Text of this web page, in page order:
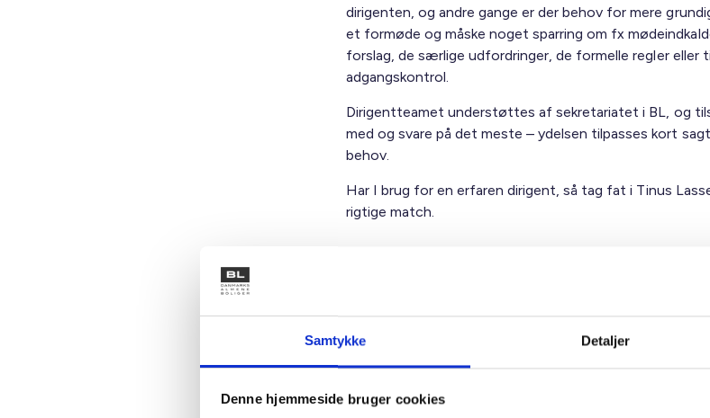
Samtykke Detaljer
Denne hjemmeside bruger cookies
dirigenten, og andre gange er der behov for mere
et formøde og måske noget sparring om fx
forslag, de særlige udfordringer, de formelle regler
adgangskontrol.
Dirigentteamet understøttes af sekretariatet i BL, og
med og svare på det meste – ydelsen tilpasses kort
behov.
Har I brug for en erfaren dirigent, så tag fat i Tinus
rigtige match.
Lars Magnus Christensen, Landsbyggefonden (tidl.
Lotte Poulsen, Domea.dk
Rasmus Kjær Slot, tidl. UBSBOLIG